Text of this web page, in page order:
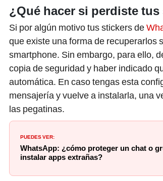
¿Qué hacer si perdiste
Si por algún motivo tus stickers de
que existe una forma de recuperarlos
smartphone. Sin embargo, para ello,
copia de seguridad y haber indicado
automática. En caso tengas esta
mensajería y vuelve a instalarla, una
las pegatinas.
PUEDES VER:
WhatsApp: ¿cómo proteger un chat o
instalar apps extrañas?